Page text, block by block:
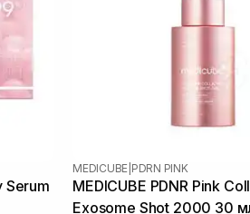
Serum
MEDICUBE PDRN PINK
MEDICUBE PDNR Pink
Exosome Shot 2000 30